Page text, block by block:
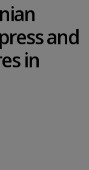
and
in